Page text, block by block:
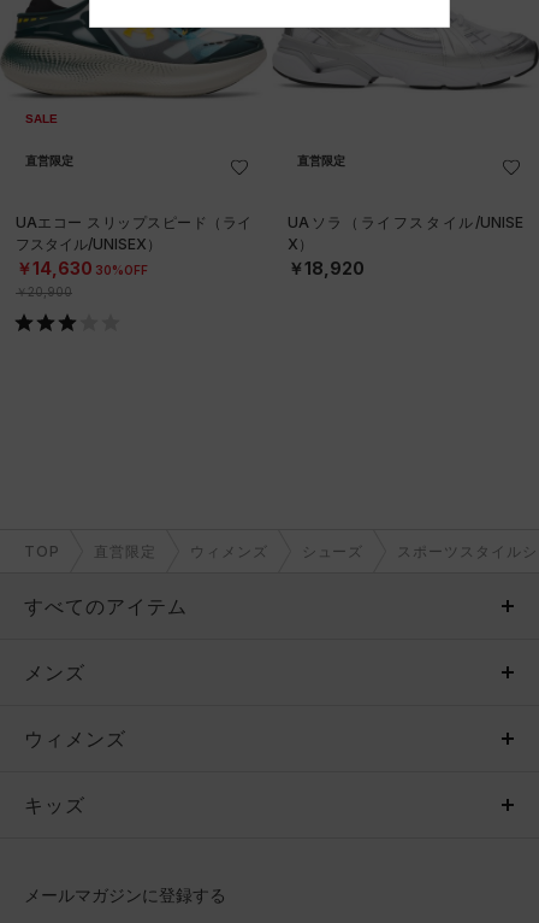
SALE
直営限定
UAエコー スリップスピード（ライ
フスタイル/UNISEX）
￥14,630 30%OFF
￥20,900
直営限定
UAソラ（ライフスタイル/UNISE
X）
￥18,920
TOP 直営限定 ウィメンズ シューズ スポーツスタイル
すべてのアイテム
メンズ
ウィメンズ
キッズ
メンズ
トップス
ボトムス
ウィメンズ
トップス
キッズ
メールマガジンに登録する